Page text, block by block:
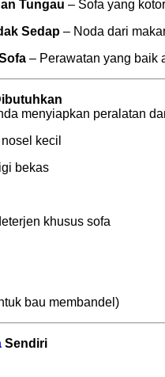
Tungau – Sofa yang
Sedap – Noda dari
– Perawatan yang baik
menyiapkan peralatan
kecil
bekas
khusus sofa
bau membandel)
Sendiri